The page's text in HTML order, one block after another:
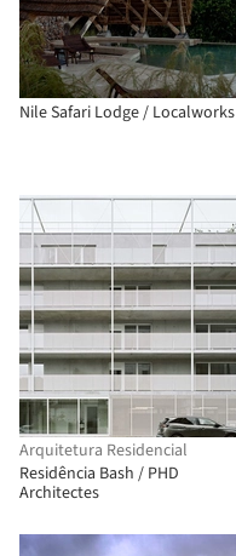
Nile Safari Lodge / Localworks
Arquitetura Residencial
Residência Bash / PHD
Architectes